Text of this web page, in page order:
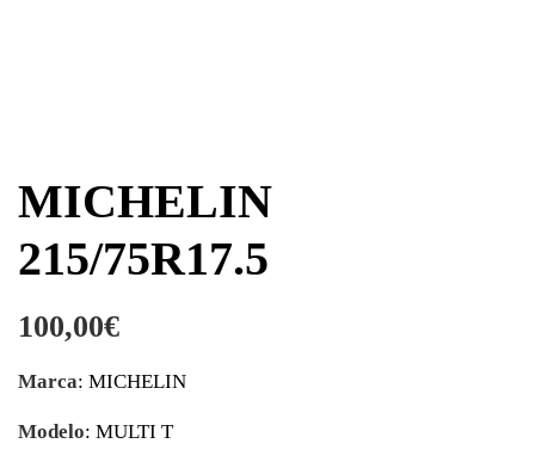
MICHELIN
215/75R17.5
100,00€
Marca: MICHELIN
Modelo: MULTI T